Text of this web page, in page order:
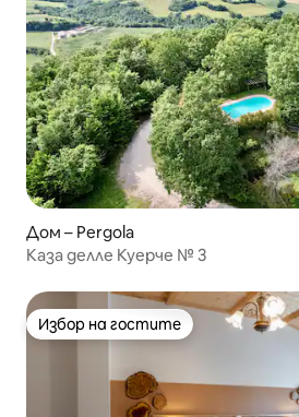
Дом – Pergola
Каза делле Куерче № 3
Избор на гостите
Избор на гостите